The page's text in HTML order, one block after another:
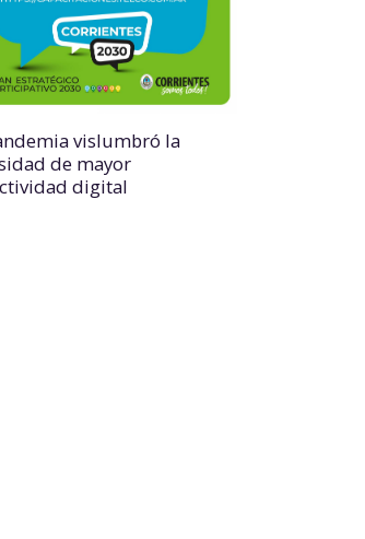
vislumbró la
de mayor
digital